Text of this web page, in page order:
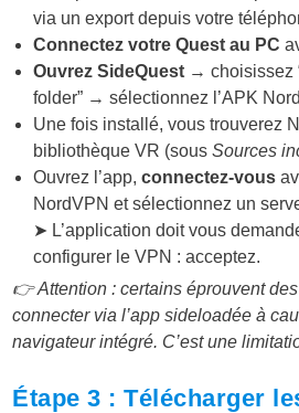
via un export depuis votre
Connectez votre Quest au PC
Ouvrez SideQuest → choisissez
folder” → sélectionnez l’APK
Une fois installé, vous trouverez
bibliothèque VR (sousSources
Ouvrez l’app,connectez-vous
NordVPN et sélectionnez un
➤ L’application doit vous
configurer le VPN : acceptez.
👉 Attention : certains éprouvent
connecter via l’app sideloadée à
navigateur intégré. C’est une
Étape 3 : Télécharger